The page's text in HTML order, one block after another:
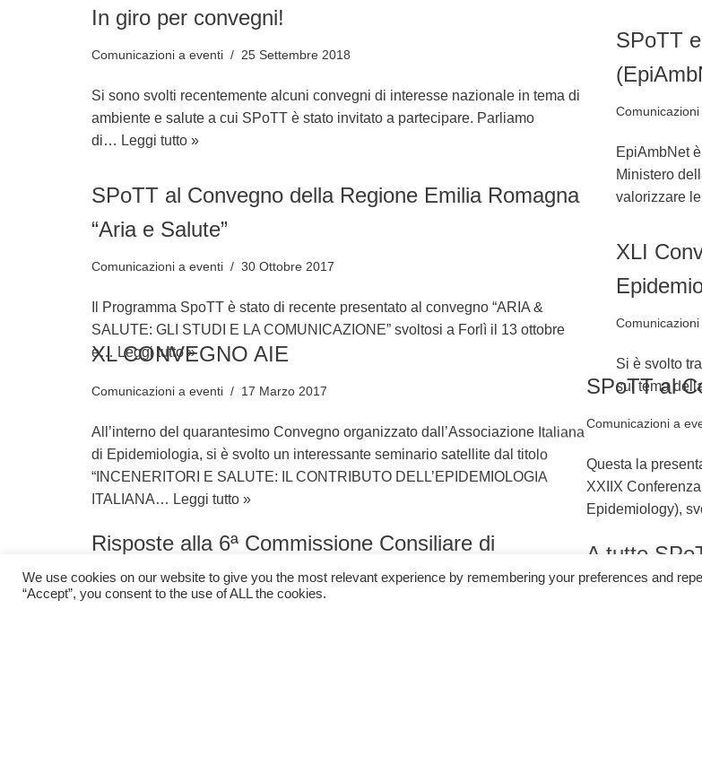
In giro per convegni!
Comunicazioni a eventi 25 Settembre 2018
Si sono svolti recentemente alcuni convegni di interesse nazionale in tema di
ambiente e salute a cui SPoTT è stato invitato a partecipare. Parliamo
di… Leggi tutto »
SPoTT
EpiAmbNet
Ministero
valorizzare
SPoTT al Convegno della Regione Emilia Romagna
“Aria e Salute”
Comunicazioni a eventi 30 Ottobre 2017
Il Programma SpoTT è stato di recente presentato al convegno “ARIA &
SALUTE: GLI STUDI E LA COMUNICAZIONE” svoltosi a Forlì il 13 ottobre
e… Leggi tutto »
XLI
Si è svolto
sul tema
Comunicazioni a eventi 17 Marzo 2017
All’interno del quarantesimo Convegno organizzato dall’Associazione Italiana
di Epidemiologia, si è svolto un interessante seminario satellite dal titolo
ITALIANA… Leggi tutto »
Questa la
We use cookies on our website to give you the most relevant experience by remembering your preferences and
“Accept”, you consent to the use of ALL the cookies.